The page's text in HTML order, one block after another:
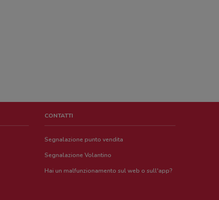
CONTATTI
Segnalazione punto vendita
Segnalazione Volantino
Hai un malfunzionamento sul web o sull'app?